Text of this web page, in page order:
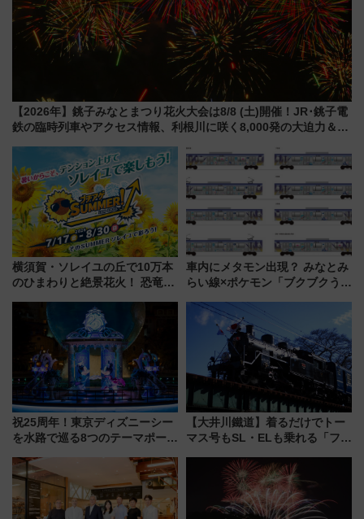
【2026年】銚子みなとまつり花火大会は8/8 (土)開催！JR･銚子電
鉄の臨時列車やアクセス情報、利根川に咲く8,000発の大迫力＆屋
横須賀・ソレイユの丘で10万本
のひまわりと絶景花火！ 恐竜や
帰りお出かけ最新情報（2026年
7月17日～開催）
車内にメタモン出現？ みなとみ
らい線×ポケモン「ブクブクうみ
行開始に！ この夏は直通列車で
横浜へ！
祝25周年！東京ディズニーシー
を水路で巡る8つのテーマポート
【大井川鐵道】着るだけでトー
マス号もSL・ELも乗れる「フリ
受注販売